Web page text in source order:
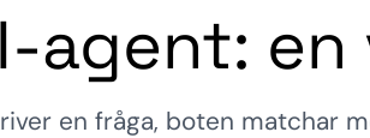
agent:
en fråga, boten matchar